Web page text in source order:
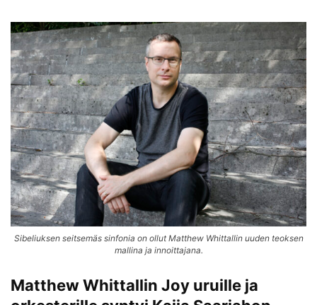
Sibeliuksen seitsemäs sinfonia on ollut Matthew Whittallin uuden teoksen
mallina ja innoittajana.
Matthew Whittallin Joy uruille ja